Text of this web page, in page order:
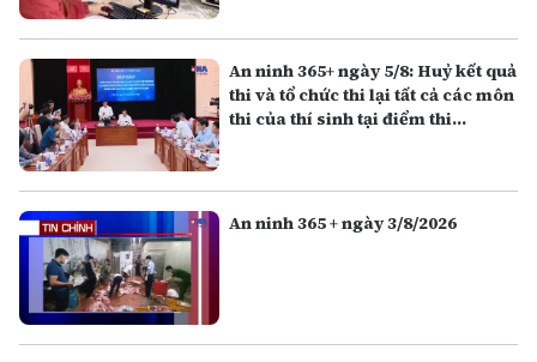
An ninh 365+ ngày 5/8: Huỷ kết quả
thi và tổ chức thi lại tất cả các môn
thi của thí sinh tại điểm thi
An ninh 365 + ngày 3/8/2026